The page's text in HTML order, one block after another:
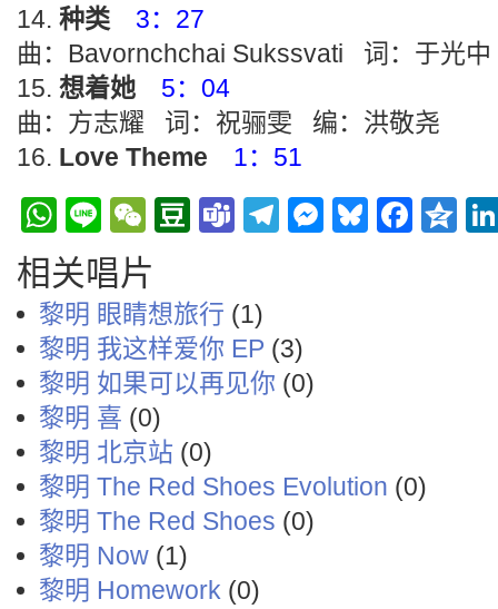
种类
3：27
曲：Bavornchchai Sukssvati 词：于光
想着她
5：04
曲：方志耀 词：祝骊雯 编：洪敬尧
Love Theme
1：51
WhatsApp
LineWeChat
Douban
TeamsTelegramBluesky
相关唱片
黎明 眼睛想旅行 (1)
黎明 我这样爱你 EP (3)
黎明 如果可以再见你 (0)
黎明 喜 (0)
黎明 北京站 (0)
黎明 The Red Shoes Evolution (0)
黎明 The Red Shoes (0)
黎明 Now (1)
黎明 Homework (0)